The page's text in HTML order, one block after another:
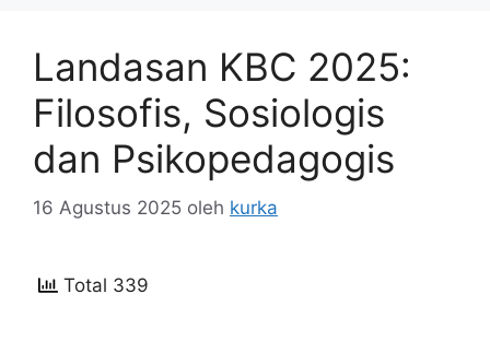
Landasan KBC 2025:
Filosofis, Sosiologis
dan Psikopedagogis
16 Agustus 2025 oleh kurka
Total 339